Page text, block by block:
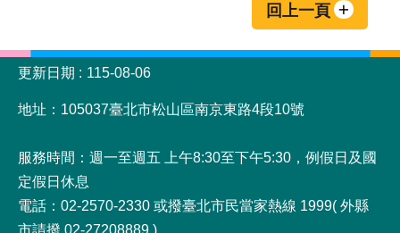
回上一頁
:::
更新日期
115-08-06
地址：105037臺北市松山區南京東路4段10號
服務時間：週一至週五 上午8:30至下午5:30，例假日及國
定假日休息
電話：02-2570-2330 或撥臺北市民當家熱線 1999( 外縣
市請撥 02-27208889 )